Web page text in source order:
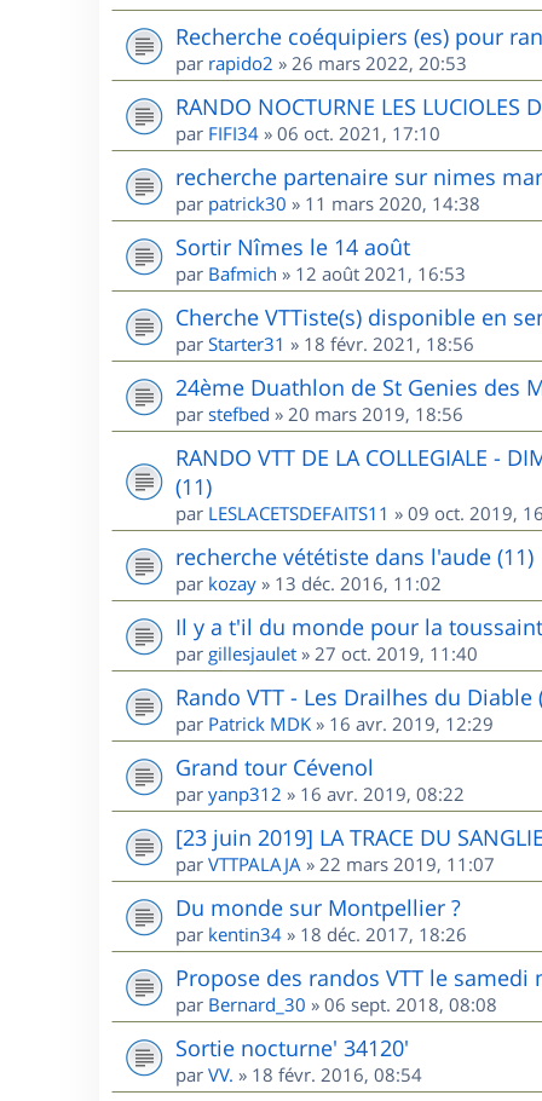
Recherche coéquipiers (es) pour
par rapido2 » 26 mars 2022, 20:53
RANDO NOCTURNE LES LUCIOLES
par FIFI34 » 06 oct. 2021, 17:10
recherche partenaire sur nimes
par patrick30 » 11 mars 2020, 14:38
Sortir Nîmes le 14 août
par Bafmich » 12 août 2021, 16:53
Cherche VTTiste(s) disponible en
par Starter31 » 18 févr. 2021, 18:56
24ème Duathlon de St Genies des
par stefbed » 20 mars 2019, 18:56
RANDO VTT DE LA COLLEGIALE -
(11)
par LESLACETSDEFAITS11 » 09 oct. 2019,
recherche vététiste dans l'aude (11)
par kozay » 13 déc. 2016, 11:02
Il y a t'il du monde pour la
par gillesjaulet » 27 oct. 2019, 11:40
Rando VTT - Les Drailhes du Diable
par Patrick MDK » 16 avr. 2019, 12:29
Grand tour Cévenol
par yanp312 » 16 avr. 2019, 08:22
[23 juin 2019] LA TRACE DU
par VTTPALAJA » 22 mars 2019, 11:07
Du monde sur Montpellier ?
par kentin34 » 18 déc. 2017, 18:26
Propose des randos VTT le
par Bernard_30 » 06 sept. 2018, 08:08
Sortie nocturne' 34120'
par VV. » 18 févr. 2016, 08:54